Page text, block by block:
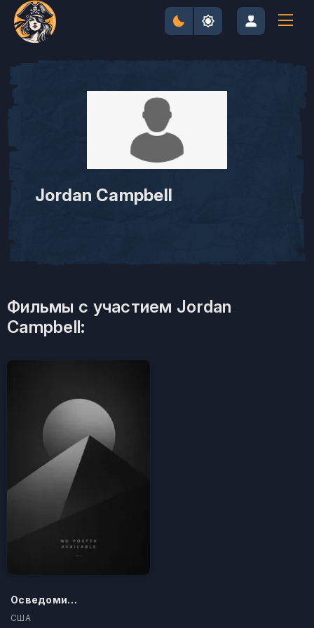
Jordan Campbell
Фильмы с участием Jordan
Campbell:
Осведомители
США